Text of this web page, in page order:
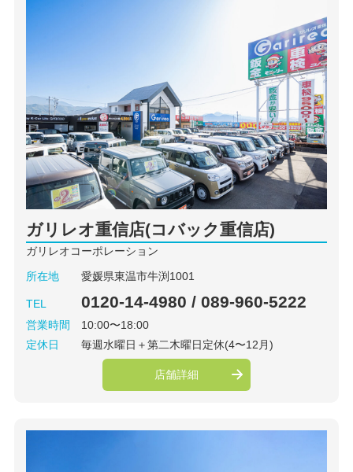
ガリレオ重信店(コバック重信店)
ガリレオコーポレーション
所在地
愛媛県東温市牛渕1001
TEL 0120-14-4980 / 089-960-5222
営業時間
10:00〜18:00
定休日
毎週水曜日＋第二木曜日定休(4〜12月)
店舗詳細